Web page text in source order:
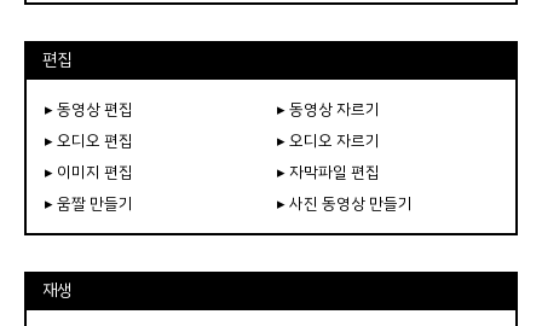
편집
▸ 동영상 편집
▸ 동영상 자르기
▸ 오디오 편집
▸ 오디오 자르기
▸ 이미지 편집
▸ 자막파일 편집
▸ 움짤 만들기
▸ 사진 동영상 만들기
재생